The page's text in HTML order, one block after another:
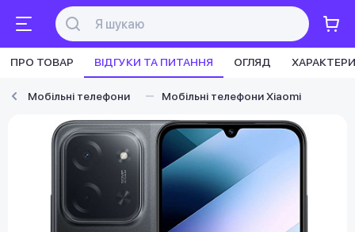
ПРО ТОВАР ВІДГУКИ ТА ПИТАННЯ ОГЛЯД
Мобільні телефони Мобільні телефони Xiaomi